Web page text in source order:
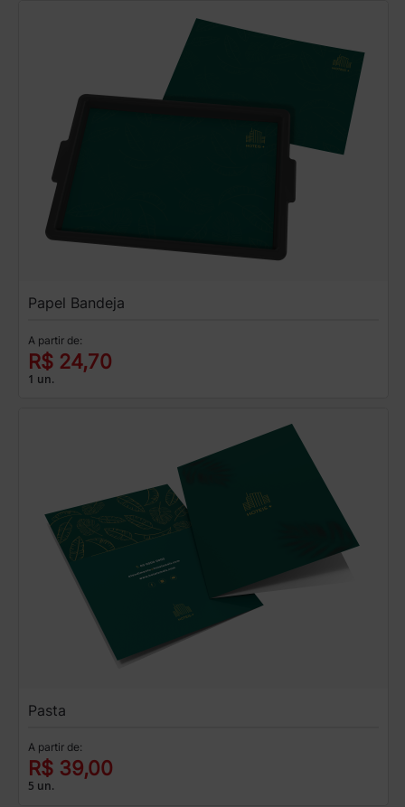
Papel Bandeja
A partir de:
R$ 24,70
1 un.
Pasta
A partir de:
R$ 39,00
5 un.